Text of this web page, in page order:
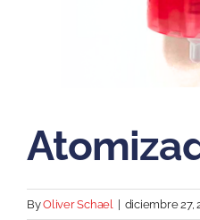
ByOliver Schael diciembre 27,